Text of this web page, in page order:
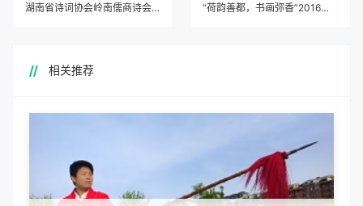
湖南省诗词协会岭南儒商诗会成立 力促湘粤港文化交流
“荷韵善都，书画弥香”2016全国书画名家艺术邀请展
相关推荐